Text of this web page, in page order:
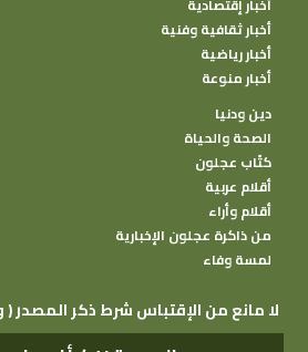
أخبار ثقافية وفنية
أخبار رياضية
أخبار منوعة
دين ودنيا
الصحة والحياة
كتًاب عجلون
أقلام عربية
أقلام وأراء
من ذاكرة عجلون الإخبارية
لمسة وفاء
( وكالة عجلون الإخبارية ) لا مانع من الإقتباس شرط ذكر المصدر